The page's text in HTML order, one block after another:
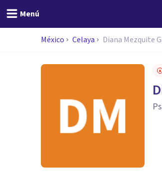
Menú
México Celaya Diana Mezquite